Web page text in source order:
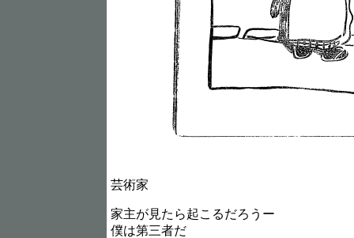
芸術家
家主が見たら起こるだろうー
僕は第三者だ